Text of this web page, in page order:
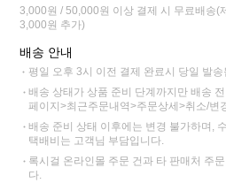
3,000원 / 50,000원 이상 결제 시 무료배송(
3,000원 추가)
배송 안내
평일 오후 3시 이전 결제 완료시 당일 발송
배송 상태가 상품 준비 단계까지만 배송
페이지>최근주문내역>주문상세>취소/변
배송 준비 상태 이후에는 변경 불가하며,
택배비는 고객님 부담입니다.
록시걸 온라인몰 주문 건과 타 판매처 주
다.